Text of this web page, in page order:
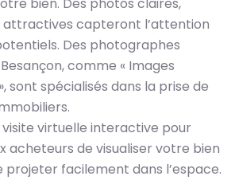
attractives capteront l’attention
Des photographes
comme « Images
sont spécialisés dans la prise de
visite virtuelle interactive pour
acheteurs de visualiser votre bien
projeter facilement dans l’espace.